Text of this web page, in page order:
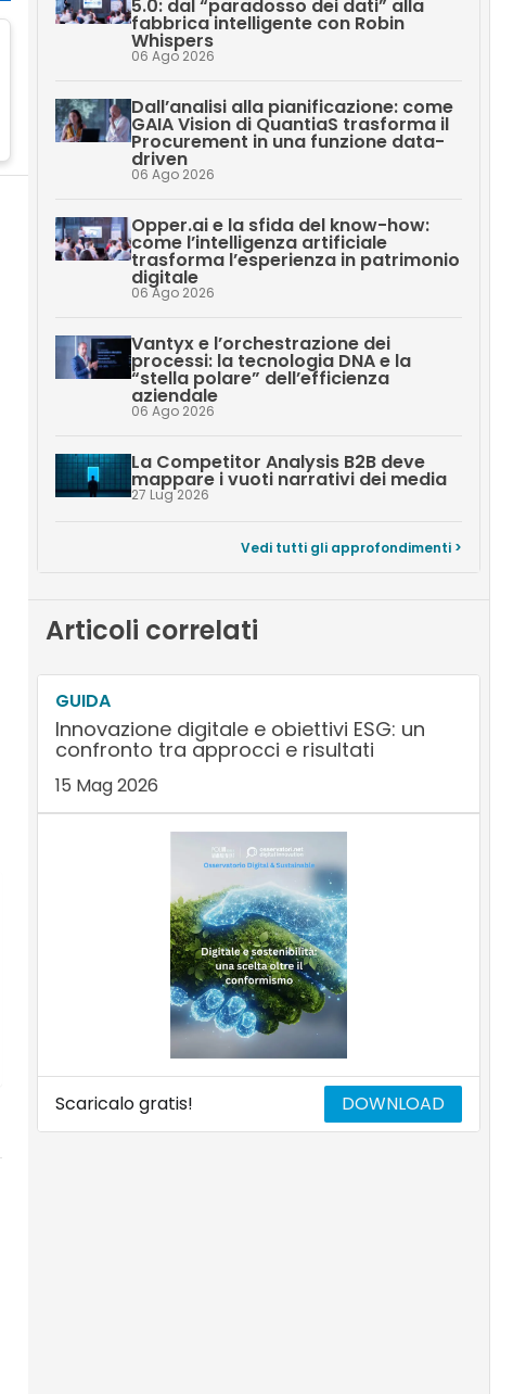
5.0: dal “paradosso dei dati” alla
fabbrica intelligente con Robin
Whispers
06 Ago 2026
Dall’analisi alla pianificazione: come
GAIA Vision di QuantiaS trasforma il
Procurement in una funzione data-
driven
06 Ago 2026
Opper.ai e la sfida del know-how:
come l’intelligenza artificiale
trasforma l’esperienza in patrimonio
digitale
06 Ago 2026
Vantyx e l’orchestrazione dei
processi: la tecnologia DNA e la
“stella polare” dell’efficienza
aziendale
06 Ago 2026
La Competitor Analysis B2B deve
mappare i vuoti narrativi dei media
27 Lug 2026
Vedi tutti gli approfondimenti >
Articoli correlati
GUIDA
Innovazione digitale e obiettivi ESG: un
confronto tra approcci e risultati
15 Mag 2026
Scaricalo gratis! DOWNLOAD